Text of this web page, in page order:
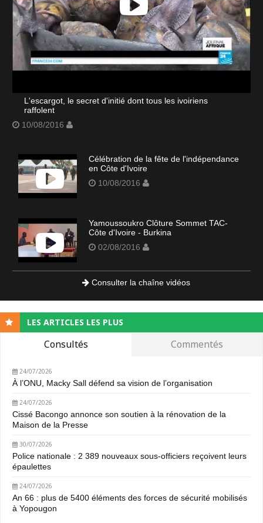
L'escargot, le secret d'initié dont tous les ivoiriens
raffolent
10/08/2016
Célébration de la fête de l'indépendance
en Côte d'Ivoire
10/08/2016
Yamoussoukro Clôture Sommet TAC-
Côte d'Ivoire - Burkina
02/08/2016
Consulter la chaîne vidéos
LES ARTICLES LES PLUS
Consultés Commentés
24/07/2026
À l’ONU, Macky Sall défend sa vision de l’organisation
24/07/2026
Cissé Bacongo annonce son soutien à la rénovation de la
Maison de la Presse
30/07/2026
Police nationale : 2 389 nouveaux sous-officiers reçoivent leurs
épaulettes
24/07/2026
An 66 : plus de 5400 éléments des forces de sécurité mobilisés
à Yopougon